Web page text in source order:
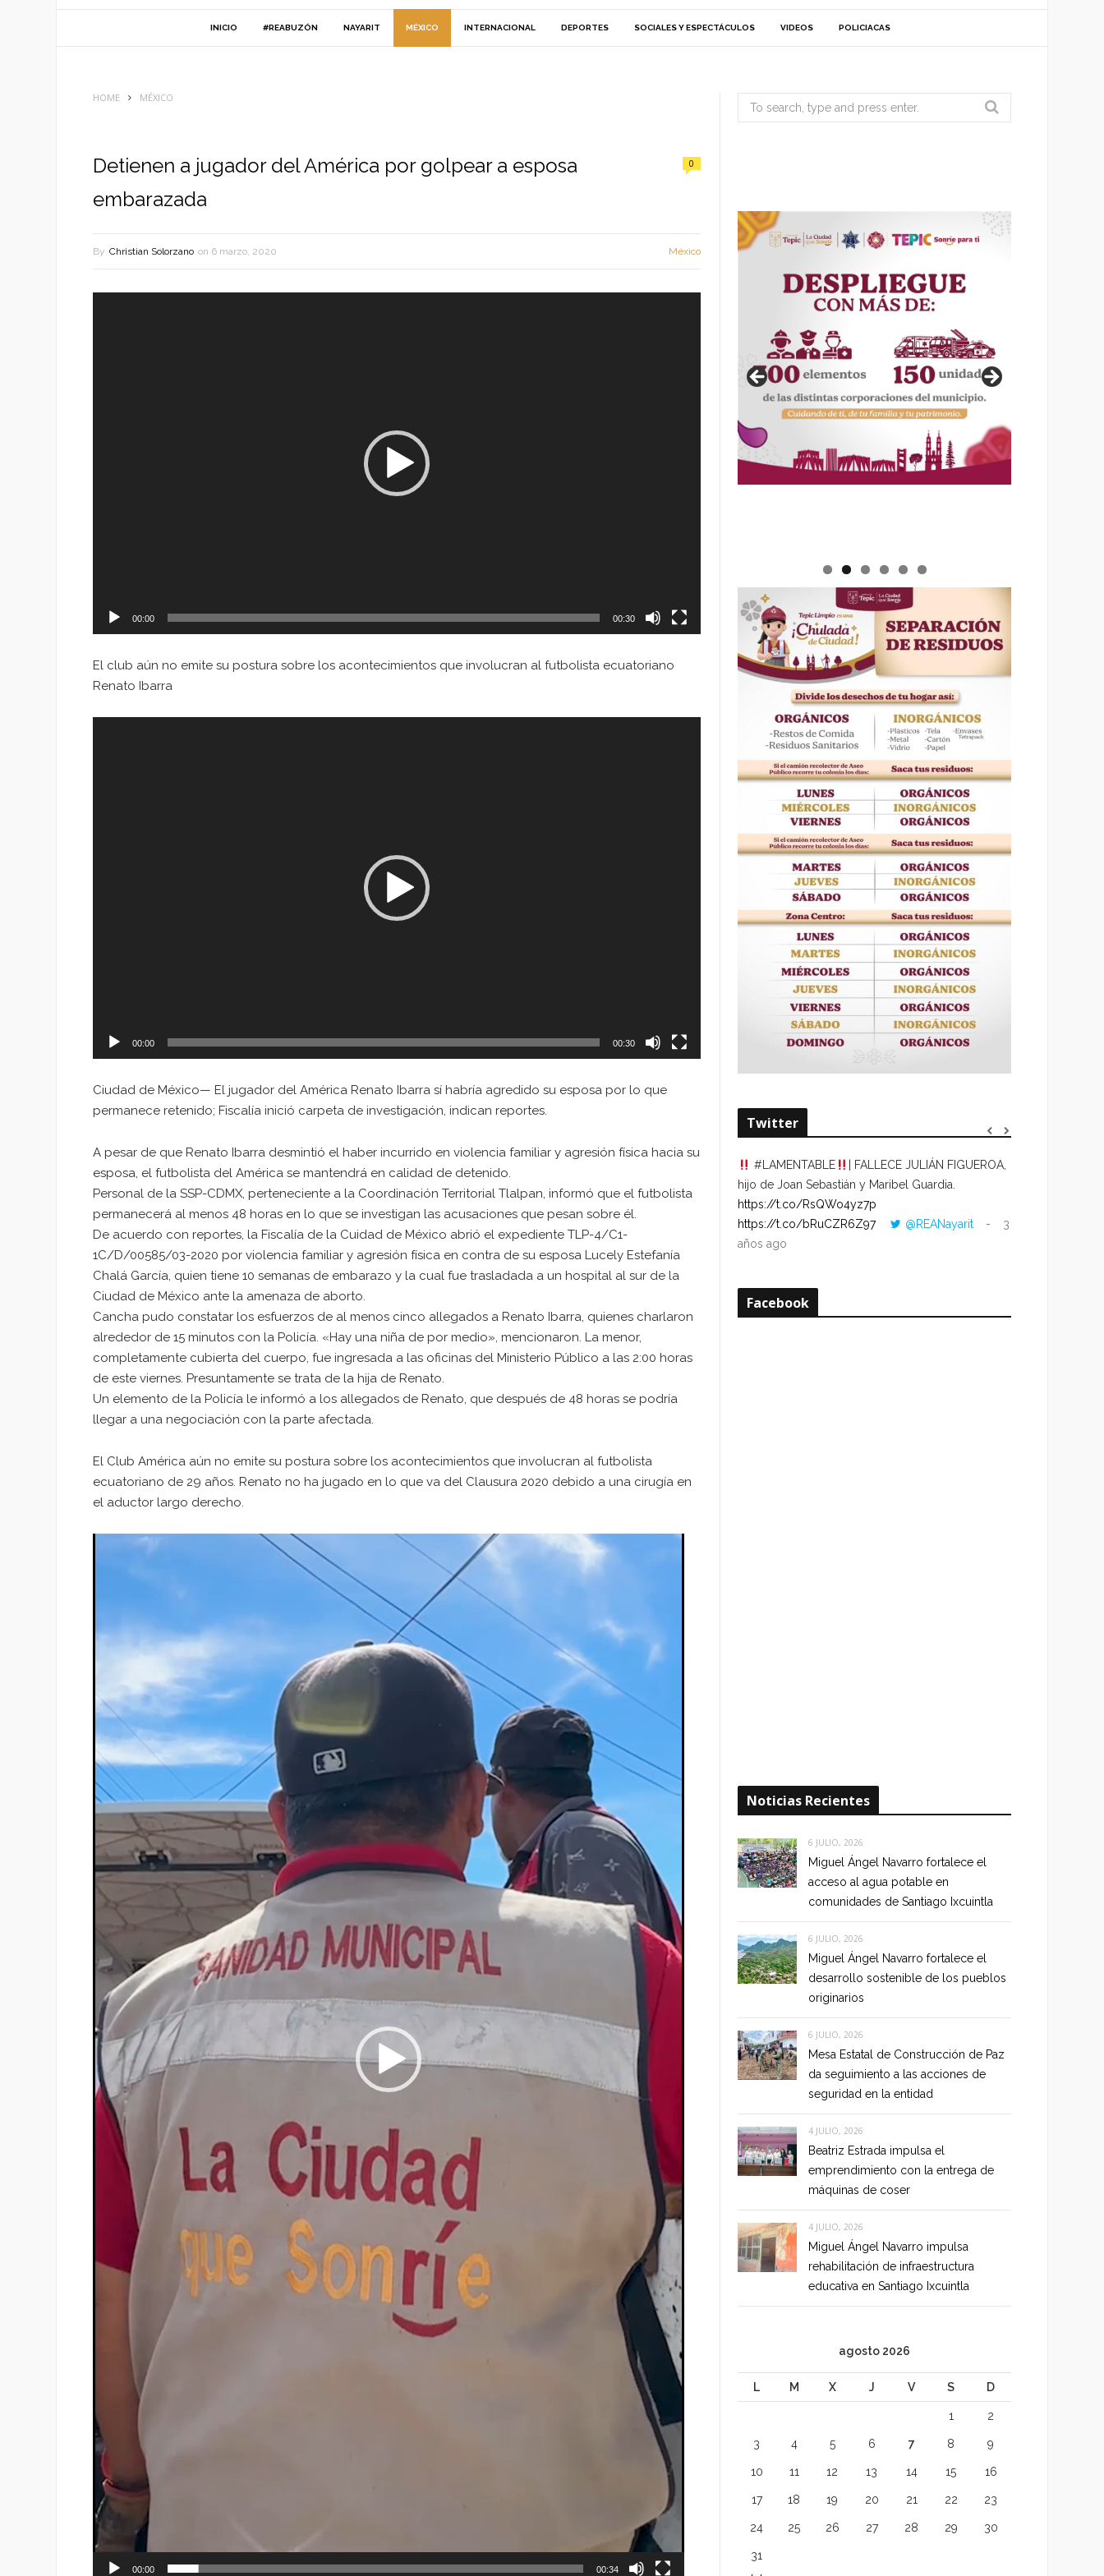
INICIO #REABUZÓN NAYARIT MÉXICO INTERNACIONAL DEPORTES SOCIALES Y ESPECTÁCULOS VIDEOS POLICIACAS
HOME MÉXICO
Detienen a jugador del América por golpear a esposa
embarazada
0
By Christian Solorzano on 6 marzo, 2020 México
00:00 00:30
El club aún no emite su postura sobre los acontecimientos que involucran al futbolista ecuatoriano
Renato Ibarra
00:00 00:30
Ciudad de México— El jugador del América Renato Ibarra sí habría agredido su esposa por lo que
permanece retenido; Fiscalía inició carpeta de investigación, indican reportes.
A pesar de que Renato Ibarra desmintió el haber incurrido en violencia familiar y agresión física hacia su
esposa, el futbolista del América se mantendrá en calidad de detenido.
Personal de la SSP-CDMX, perteneciente a la Coordinación Territorial Tlalpan, informó que el futbolista
permanecerá al menos 48 horas en lo que se investigan las acusaciones que pesan sobre él.
De acuerdo con reportes, la Fiscalía de la Cuidad de México abrió el expediente TLP-4/C1-
1C/D/00585/03-2020 por violencia familiar y agresión física en contra de su esposa Lucely Estefanía
Chalá García, quien tiene 10 semanas de embarazo y la cual fue trasladada a un hospital al sur de la
Ciudad de México ante la amenaza de aborto.
Cancha pudo constatar los esfuerzos de al menos cinco allegados a Renato Ibarra, quienes charlaron
alrededor de 15 minutos con la Policía. «Hay una niña de por medio», mencionaron. La menor,
completamente cubierta del cuerpo, fue ingresada a las oficinas del Ministerio Público a las 2:00 horas
de este viernes. Presuntamente se trata de la hija de Renato.
Un elemento de la Policía le informó a los allegados de Renato, que después de 48 horas se podría
llegar a una negociación con la parte afectada.
El Club América aún no emite su postura sobre los acontecimientos que involucran al futbolista
ecuatoriano de 29 años. Renato no ha jugado en lo que va del Clausura 2020 debido a una cirugía en
el aductor largo derecho.
Reproductor
00:00 00:34
Search
for:
Twitter
#LAMENTABLE
| FALLECE JULIÁN FIGUEROA,
hijo de Joan Sebastián y Maribel Guardia.
https://t.co/RsQWo4yz7p
https://t.co/bRuCZR6Z97
@REANayarit
3
años ago
Facebook
Noticias Recientes
6 JULIO, 2026
Miguel Ángel Navarro fortalece el
acceso al agua potable en
comunidades de Santiago Ixcuintla
6 JULIO, 2026
Miguel Ángel Navarro fortalece el
desarrollo sostenible de los pueblos
originarios
6 JULIO, 2026
Mesa Estatal de Construcción de Paz
da seguimiento a las acciones de
seguridad en la entidad
4 JULIO, 2026
Beatriz Estrada impulsa el
emprendimiento con la entrega de
máquinas de coser
4 JULIO, 2026
Miguel Ángel Navarro impulsa
rehabilitación de infraestructura
educativa en Santiago Ixcuintla
agosto 2026
L M X J V S D
1 2
3 4 5 6 7 8 9
10 11 12 13 14 15 16
17 18 19 20 21 22 23
24 25 26 27 28 29 30
31